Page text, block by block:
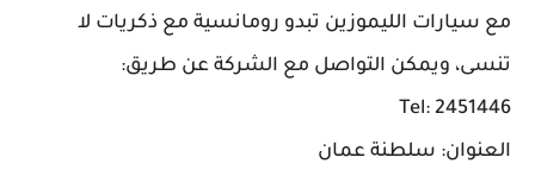
مع سيارات الليموزين تبدو رومانسية مع ذكريات لا
تنسى، ويمكن التواصل مع الشركة عن طريق:
Tel: 2451446
العنوان: سلطنة عمان